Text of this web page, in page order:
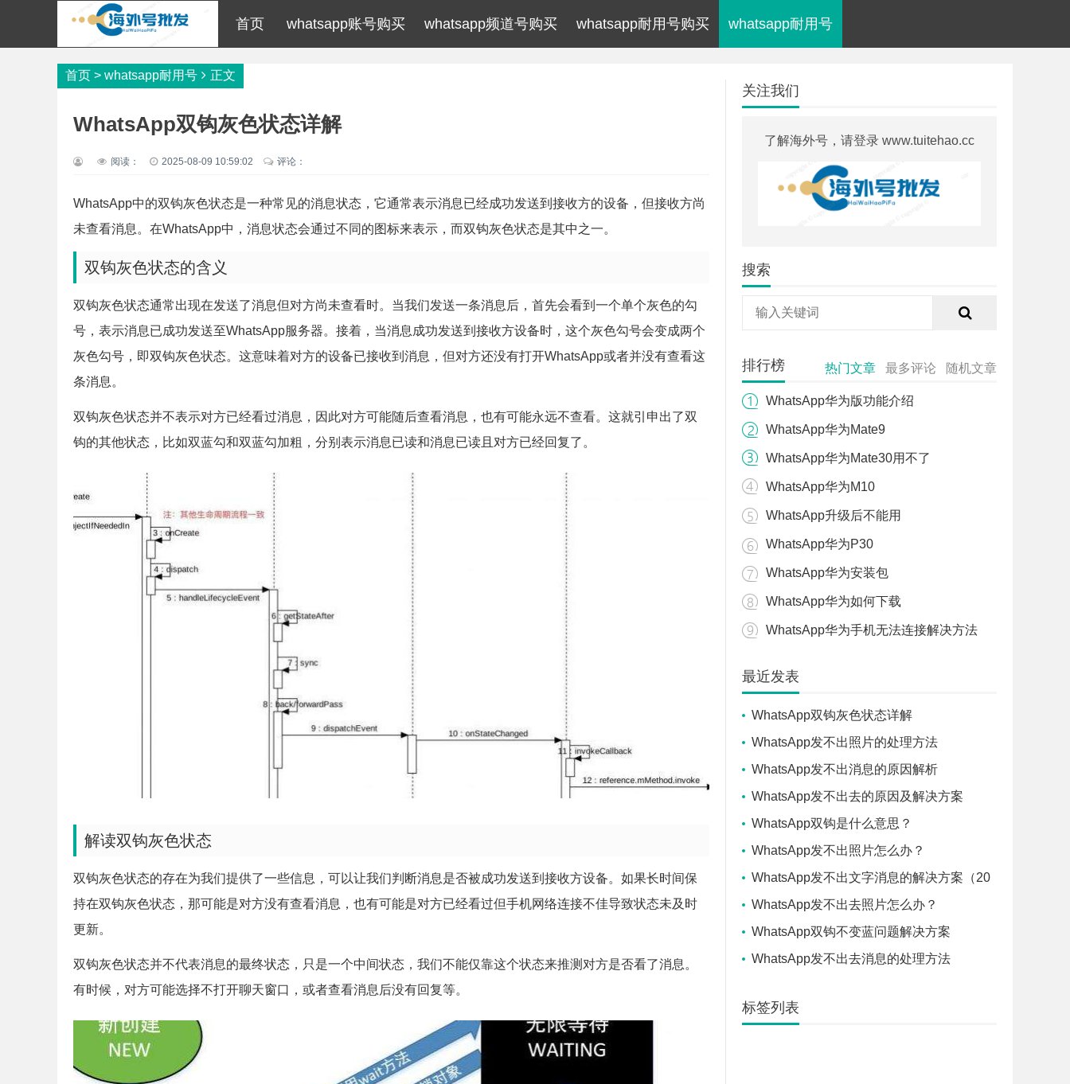
首页 whatsapp账号购买 whatsapp频道号购买 whatsapp耐用号购买 whatsapp耐用号
首页 > whatsapp耐用号 正文
WhatsApp双钩灰色状态详解
阅读： 2025-08-09 10:59:02 评论：
WhatsApp中的双钩灰色状态是一种常见的消息状态，它通常表示消息已经成功发送到接收方的设备，但接收方尚
未查看消息。在WhatsApp中，消息状态会通过不同的图标来表示，而双钩灰色状态是其中之一。
双钩灰色状态的含义
双钩灰色状态通常出现在发送了消息但对方尚未查看时。当我们发送一条消息后，首先会看到一个单个灰色的勾
号，表示消息已成功发送至WhatsApp服务器。接着，当消息成功发送到接收方设备时，这个灰色勾号会变成两个
灰色勾号，即双钩灰色状态。这意味着对方的设备已接收到消息，但对方还没有打开WhatsApp或者并没有查看这
条消息。
双钩灰色状态并不表示对方已经看过消息，因此对方可能随后查看消息，也有可能永远不查看。这就引申出了双
钩的其他状态，比如双蓝勾和双蓝勾加粗，分别表示消息已读和消息已读且对方已经回复了。
解读双钩灰色状态
双钩灰色状态的存在为我们提供了一些信息，可以让我们判断消息是否被成功发送到接收方设备。如果长时间保
持在双钩灰色状态，那可能是对方没有查看消息，也有可能是对方已经看过但手机网络连接不佳导致状态未及时
更新。
双钩灰色状态并不代表消息的最终状态，只是一个中间状态，我们不能仅靠这个状态来推测对方是否看了消息。
有时候，对方可能选择不打开聊天窗口，或者查看消息后没有回复等。
关注我们
了解海外号，请登录 www.tuitehao.cc
搜索
排行榜 热门文章 最多评论 随机文章
WhatsApp华为版功能介绍
WhatsApp华为Mate9
WhatsApp华为Mate30用不了
WhatsApp华为M10
WhatsApp升级后不能用
WhatsApp华为P30
WhatsApp华为安装包
WhatsApp华为如何下载
WhatsApp华为手机无法连接解决方法
最近发表
WhatsApp双钩灰色状态详解
WhatsApp发不出照片的处理方法
WhatsApp发不出消息的原因解析
WhatsApp发不出去的原因及解决方案
WhatsApp双钩是什么意思？
WhatsApp发不出照片怎么办？
WhatsApp发不出文字消息的解决方案（20
20更新）
WhatsApp发不出去照片怎么办？
WhatsApp双钩不变蓝问题解决方案
WhatsApp发不出去消息的处理方法
标签列表